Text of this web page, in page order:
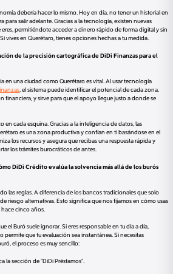
debería hacer lo mismo. Hoy en día, no tener un historial en
para salir adelante. Gracias a la tecnología, existen nuevas
permitiéndote acceder a dinero rápido de forma digital y sin
vives en Querétaro, tienes opciones hechas a tu medida.
de la precisión cartográfica de DiDi Finanzas para el
en una ciudad como Querétaro es vital. Al usar tecnología
, el sistema puede identificar el potencial de cada zona.
financiera, y sirve para que el apoyo llegue justo a donde se
en cada esquina. Gracias a la inteligencia de datos, las
es una zona productiva y confían en ti basándose en el
los recursos y asegura que recibas una respuesta rápida y
los trámites burocráticos de antes.
DiDi Crédito evalúa la solvencia más allá de los burós
las reglas. A diferencia de los bancos tradicionales que solo
riesgo alternativas. Esto significa que nos fijamos en cómo usas
cinco años.
el Buró suele ignorar. Si eres responsable en tu día a día,
permite que tu evaluación sea instantánea. Si necesitas
el proceso es muy sencillo:
la sección de "DiDi Préstamos".